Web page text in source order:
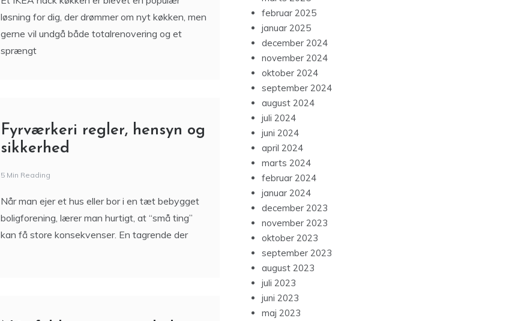
gerne vil undgå både totalrenovering og et
sprængt
sikkerhed
boligforening, lærer man hurtigt, at “små ting”
kan få store konsekvenser. En tagrende der
januar 2025
december 2024
november 2024
oktober 2024
september 2024
august 2024
juli 2024
juni 2024
april 2024
marts 2024
februar 2024
januar 2024
december 2023
november 2023
oktober 2023
september 2023
august 2023
juli 2023
juni 2023
maj 2023
april 2023